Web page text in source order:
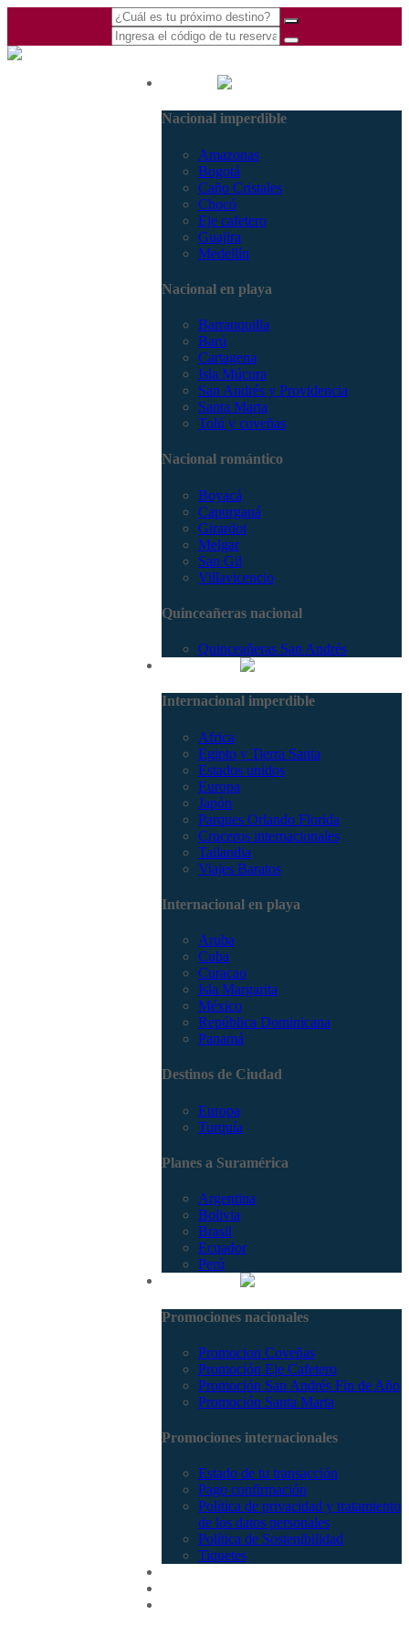
Nacional imperdible
Amazonas
Bogotá
Caño Cristales
Chocó
Eje cafetero
Guajira
Medellín
Nacional en playa
Barranquilla
Barú
Cartagena
Isla Múcura
San Andrés y Providencia
Santa Marta
Tolú y coveñas
Nacional romántico
Boyacá
Capurganá
Girardot
Melgar
San Gil
Villavicencio
Quinceañeras nacional
Quinceañeras San Andrés
Internacional imperdible
Africa
Egipto y Tierra Santa
Estados unidos
Europa
Japón
Parques Orlando Florida
Cruceros internacionales
Tailandia
Viajes Baratos
Internacional en playa
Aruba
Cuba
Curacao
Isla Margarita
México
República Dominicana
Panamá
Destinos de Ciudad
Europa
Turquía
Planes a Suramérica
Argentina
Bolivia
Brasil
Ecuador
Perú
Promociones nacionales
Promocion Coveñas
Promoción Eje Cafetero
Promoción San Andrés Fin de Año
Promoción Santa Marta
Promociones internacionales
Estado de tu transacción
Pago confirmación
Política de privacidad y tratamiento
de los datos personales
Política de Sostenibilidad
Tiquetes